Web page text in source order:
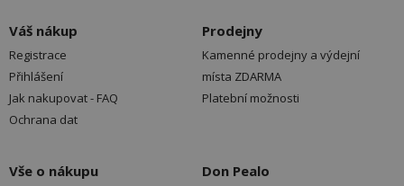
Váš nákup
Registrace
Přihlášení
Jak nakupovat - FAQ
Ochrana dat
Prodejny
Kamenné prodejny a výdejní
místa ZDARMA
Platební možnosti
Vše o nákupu Don Pealo